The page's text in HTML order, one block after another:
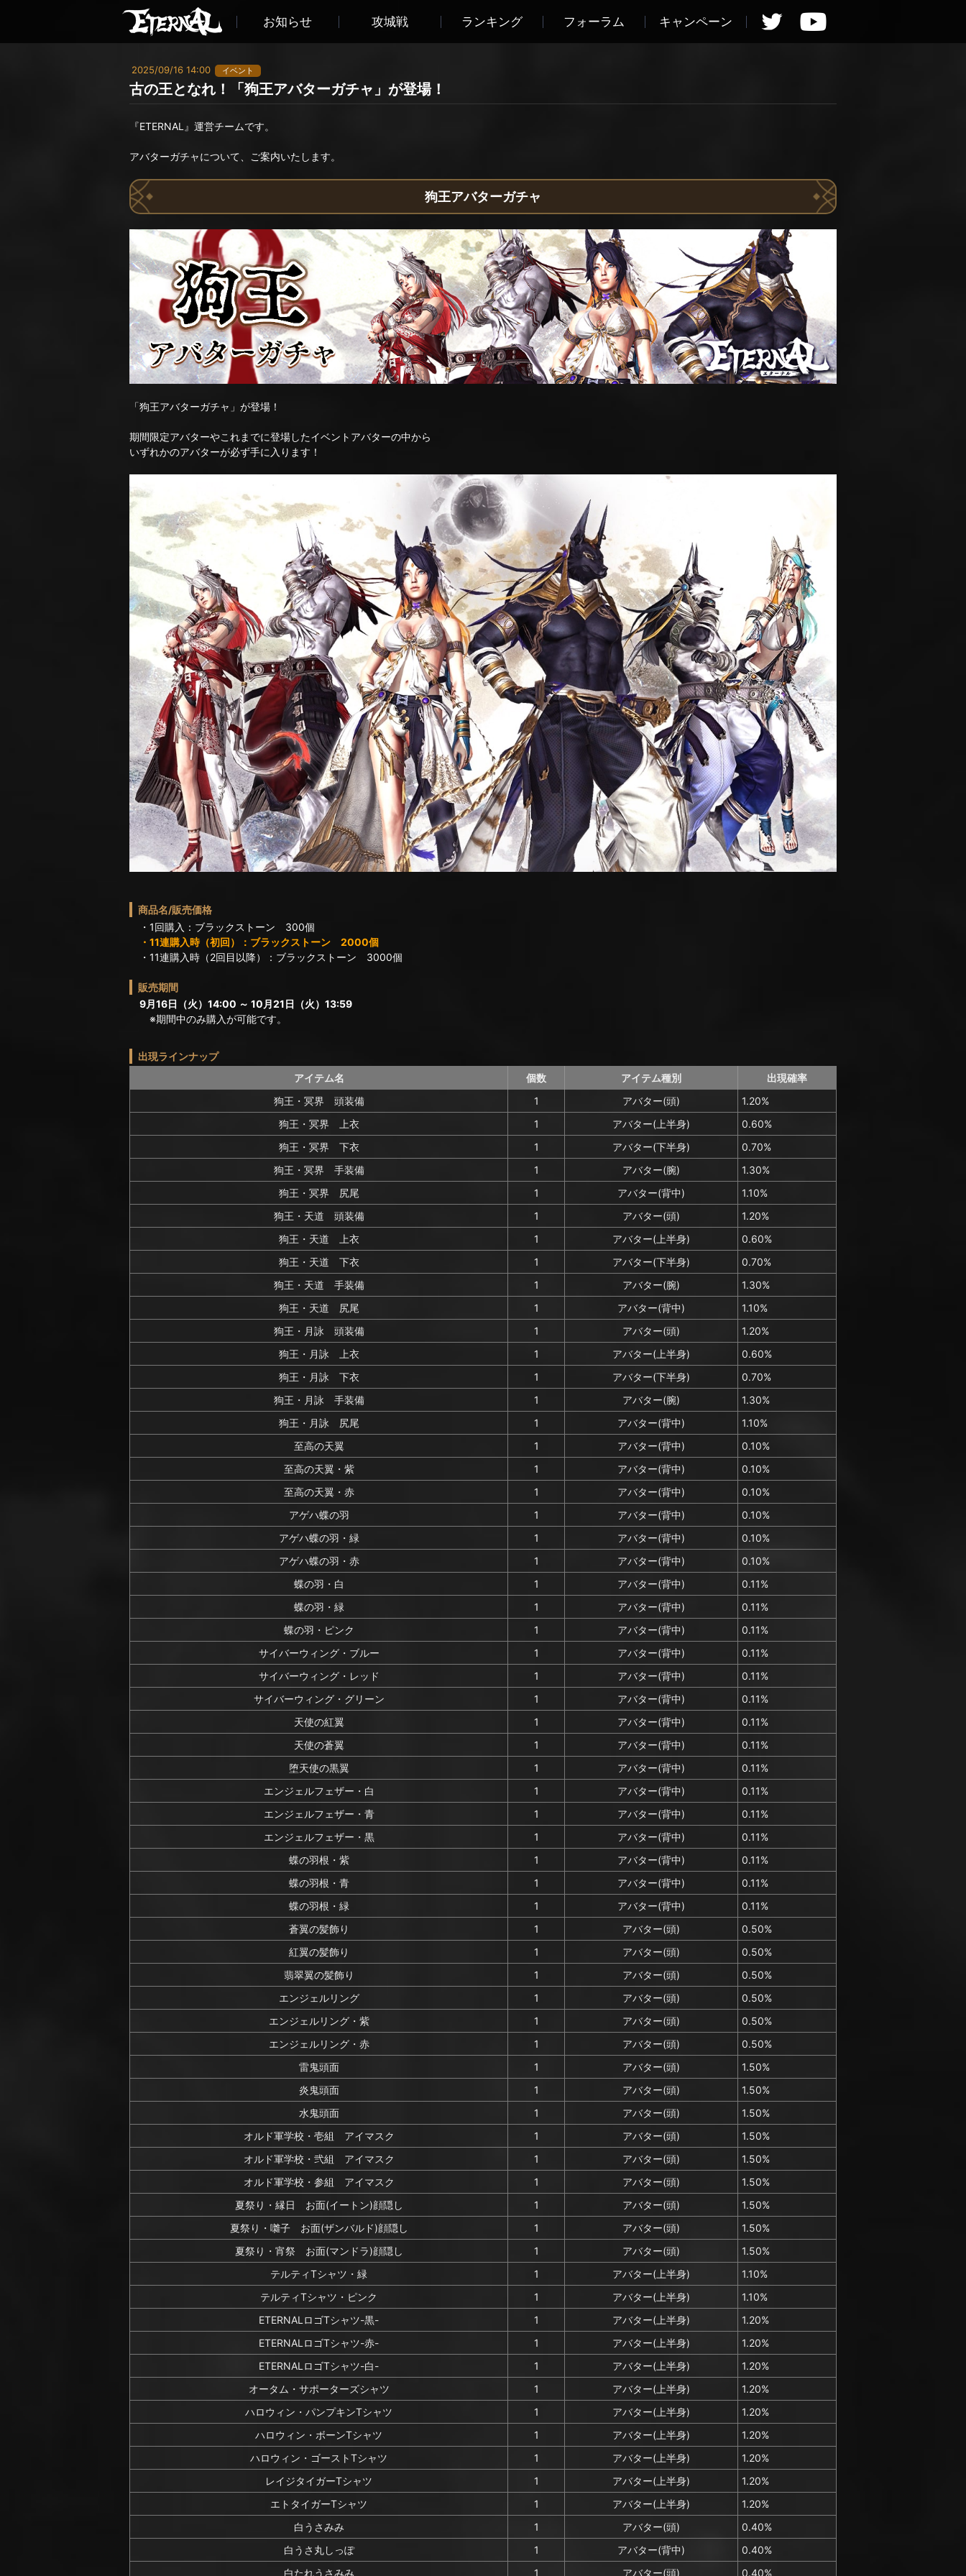
お知らせ 攻城戦 ランキング フォーラム キャンペーン
2025/09/16 14:00 イベント
古の王となれ！「狗王アバターガチャ」が登場！
『ETERNAL』運営チームです。
アバターガチャについて、ご案内いたします。
狗王アバターガチャ
「狗王アバターガチャ」が登場！
期間限定アバターやこれまでに登場したイベントアバターの中から
いずれかのアバターが必ず手に入ります！
商品名/販売価格
・1回購入：ブラックストーン 300個
・11連購入時（初回）：ブラックストーン 2000個
・11連購入時（2回目以降）：ブラックストーン 3000個
販売期間
9月16日（火）14:00 ～ 10月21日（火）13:59
※期間中のみ購入が可能です。
出現ラインナップ
アイテム名
個数 アイテム種別
出現確率
狗王・冥界 頭装備
1 アバター(頭)
1.20%
狗王・冥界 上衣
1 アバター(上半身)
0.60%
狗王・冥界 下衣
1 アバター(下半身)
0.70%
狗王・冥界 手装備
1 アバター(腕)
1.30%
狗王・冥界 尻尾
1 アバター(背中)
1.10%
狗王・天道 頭装備
1 アバター(頭)
1.20%
狗王・天道 上衣
1 アバター(上半身)
0.60%
狗王・天道 下衣
1 アバター(下半身)
0.70%
狗王・天道 手装備
1 アバター(腕)
1.30%
狗王・天道 尻尾
1 アバター(背中)
1.10%
狗王・月詠 頭装備
1 アバター(頭)
1.20%
狗王・月詠 上衣
1 アバター(上半身)
0.60%
狗王・月詠 下衣
1 アバター(下半身)
0.70%
狗王・月詠 手装備
1 アバター(腕)
1.30%
狗王・月詠 尻尾
1 アバター(背中)
1.10%
至高の天翼
1 アバター(背中)
0.10%
至高の天翼・紫
1 アバター(背中)
0.10%
至高の天翼・赤
1 アバター(背中)
0.10%
アゲハ蝶の羽
1 アバター(背中)
0.10%
アゲハ蝶の羽・緑
1 アバター(背中)
0.10%
アゲハ蝶の羽・赤
1 アバター(背中)
0.10%
蝶の羽・白
1 アバター(背中)
0.11%
蝶の羽・緑
1 アバター(背中)
0.11%
蝶の羽・ピンク
1 アバター(背中)
0.11%
サイバーウィング・ブルー
1 アバター(背中)
0.11%
サイバーウィング・レッド
1 アバター(背中)
0.11%
サイバーウィング・グリーン
1 アバター(背中)
0.11%
天使の紅翼
1 アバター(背中)
0.11%
天使の蒼翼
1 アバター(背中)
0.11%
堕天使の黒翼
1 アバター(背中)
0.11%
エンジェルフェザー・白
1 アバター(背中)
0.11%
エンジェルフェザー・青
1 アバター(背中)
0.11%
エンジェルフェザー・黒
1 アバター(背中)
0.11%
蝶の羽根・紫
1 アバター(背中)
0.11%
蝶の羽根・青
1 アバター(背中)
0.11%
蝶の羽根・緑
1 アバター(背中)
0.11%
蒼翼の髪飾り
1 アバター(頭)
0.50%
紅翼の髪飾り
1 アバター(頭)
0.50%
翡翠翼の髪飾り
1 アバター(頭)
0.50%
エンジェルリング
1 アバター(頭)
0.50%
エンジェルリング・紫
1 アバター(頭)
0.50%
エンジェルリング・赤
1 アバター(頭)
0.50%
雷鬼頭面
1 アバター(頭)
1.50%
炎鬼頭面
1 アバター(頭)
1.50%
水鬼頭面
1 アバター(頭)
1.50%
オルド軍学校・壱組 アイマスク
1 アバター(頭)
1.50%
オルド軍学校・弐組 アイマスク
1 アバター(頭)
1.50%
オルド軍学校・参組 アイマスク
1 アバター(頭)
1.50%
夏祭り・縁日 お面(イートン)顔隠し
1 アバター(頭)
1.50%
夏祭り・囃子 お面(ザンバルド)顔隠し
1 アバター(頭)
1.50%
夏祭り・宵祭 お面(マンドラ)顔隠し
1 アバター(頭)
1.50%
テルティTシャツ・緑
1 アバター(上半身)
1.10%
テルティTシャツ・ピンク
1 アバター(上半身)
1.10%
ETERNALロゴTシャツ-黒-
1 アバター(上半身)
1.20%
ETERNALロゴTシャツ-赤-
1 アバター(上半身)
1.20%
ETERNALロゴTシャツ-白-
1 アバター(上半身)
1.20%
オータム・サポーターズシャツ
1 アバター(上半身)
1.20%
ハロウィン・パンプキンTシャツ
1 アバター(上半身)
1.20%
ハロウィン・ボーンTシャツ
1 アバター(上半身)
1.20%
ハロウィン・ゴーストTシャツ
1 アバター(上半身)
1.20%
レイジタイガーTシャツ
1 アバター(上半身)
1.20%
エトタイガーTシャツ
1 アバター(上半身)
1.20%
白うさみみ
1 アバター(頭)
0.40%
白うさ丸しっぽ
1 アバター(背中)
0.40%
白たれうさみみ
1 アバター(頭) 0.40%